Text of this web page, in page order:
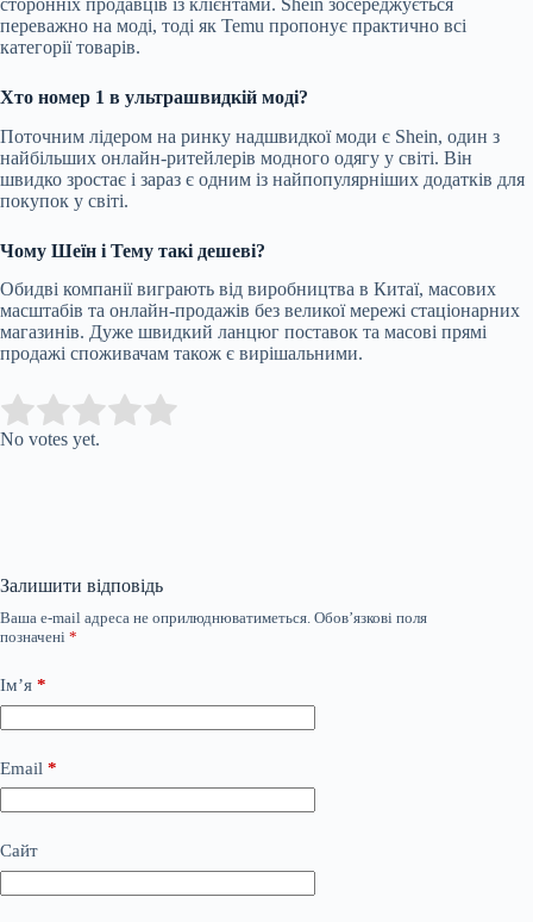
переважно на моді, тоді як Temu пропонує практично всі
категорії товарів.
Хто номер 1 в ультрашвидкій моді?
Поточним лідером на ринку надшвидкої моди є Shein, один з
найбільших онлайн-ритейлерів модного одягу у світі. Він
швидко зростає і зараз є одним із найпопулярніших додатків для
покупок у світі.
Чому Шеїн і Тему такі дешеві?
Обидві компанії виграють від виробництва в Китаї, масових
масштабів та онлайн-продажів без великої мережі стаціонарних
магазинів. Дуже швидкий ланцюг поставок та масові прямі
продажі споживачам також є вирішальними.
Rate this item:
No votes yet.
Залишити відповідь
Ваша e-mail адреса не оприлюднюватиметься. Обов’язкові поля
позначені *
Ім’я *
Email *
Сайт